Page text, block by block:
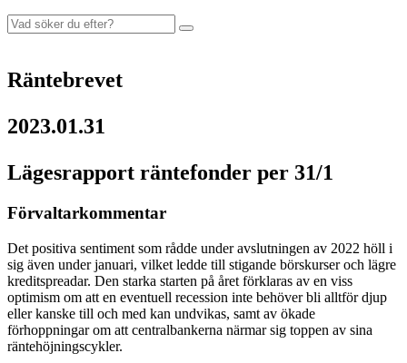
Räntebrevet
2023.01.31
Lägesrapport räntefonder per 31/1
Förvaltarkommentar
Det positiva sentiment som rådde under avslutningen av 2022 höll i
sig även under januari, vilket ledde till stigande börskurser och lägre
kreditspreadar. Den starka starten på året förklaras av en viss
optimism om att en eventuell recession inte behöver bli alltför djup
eller kanske till och med kan undvikas, samt av ökade
förhoppningar om att centralbankerna närmar sig toppen av sina
räntehöjningscykler.